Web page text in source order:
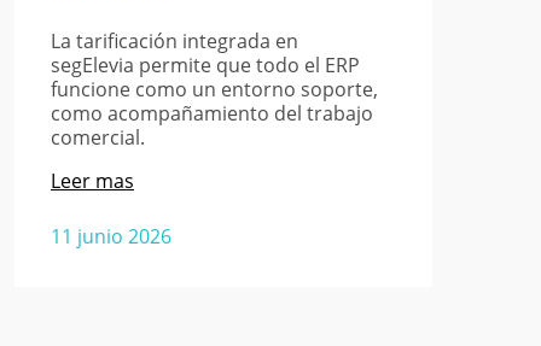
La tarificación integrada en
segElevia permite que todo el ERP
funcione como un entorno soporte,
como acompañamiento del trabajo
comercial.
11 junio 2026
Leer mas